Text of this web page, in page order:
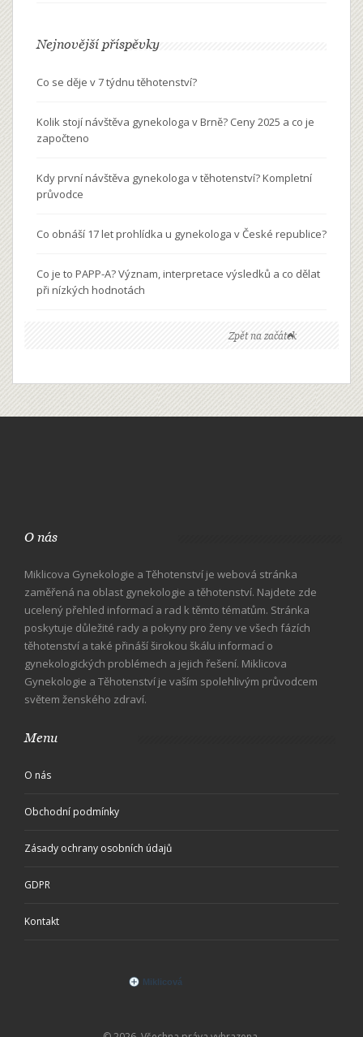
Nejnovější příspěvky
Co se děje v 7 týdnu těhotenství?
Kolik stojí návštěva gynekologa v Brně? Ceny 2025 a co je
započteno
Kdy první návštěva gynekologa v těhotenství? Kompletní
průvodce
Co obnáší 17 let prohlídka u gynekologa v České republice?
Co je to PAPP-A? Význam, interpretace výsledků a co dělat
při nízkých hodnotách
Zpět na začátek
O nás
Miklicova Gynekologie a Těhotenství je webová stránka
zaměřená na oblast gynekologie a těhotenství. Najdete zde
ucelený přehled informací a rad k těmto tématům. Stránka
poskytuje důležité rady a pokyny pro ženy ve všech fázích
těhotenství a také přináší širokou škálu informací o
gynekologických problémech a jejich řešení. Miklicova
Gynekologie a Těhotenství je vaším spolehlivým průvodcem
světem ženského zdraví.
Menu
O nás
Obchodní podmínky
Zásady ochrany osobních údajů
GDPR
Kontakt